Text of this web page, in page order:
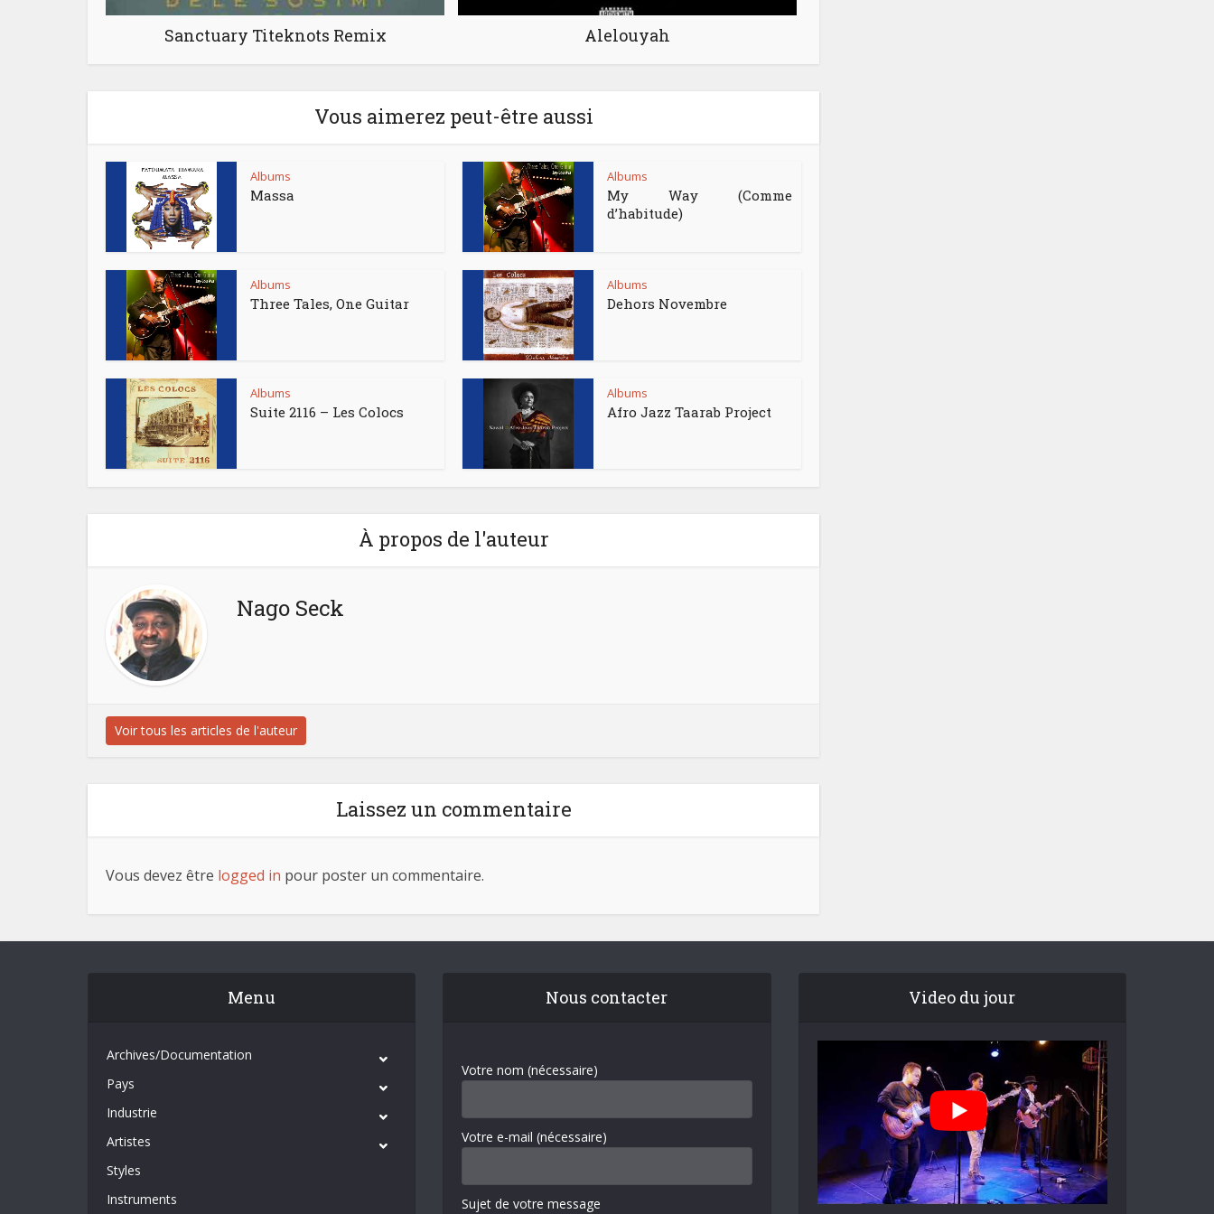
Sanctuary Titeknots Remix Alelouyah
Vous aimerez peut-être aussi
Albums
Massa
Albums
My Way (Comme
d’habitude)
Albums
Three Tales, One Guitar
Albums
Dehors Novembre
Albums
Suite 2116 – Les Colocs
Albums
Afro Jazz Taarab Project
À propos de l'auteur
Nago Seck
Voir tous les articles de l'auteur
Laissez un commentaire
Vous devez être logged in pour poster un commentaire.
Menu
Archives/Documentation
Pays
Industrie
Artistes
Styles
Instruments
Nous contacter
Votre nom (nécessaire)
Votre e-mail (nécessaire)
Sujet de votre message
Video du jour